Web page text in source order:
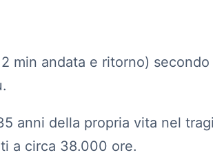
min andata e ritorno) secondo
anni della propria vita nel
a circa 38.000 ore.